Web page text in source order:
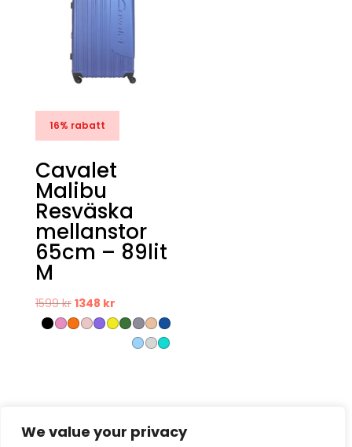
We value your privacy
16% rabatt
Cavalet
Malibu
Resväska
mellanstor
65cm – 89lit
M
1599kr Det
ursprungliga
1348 krDet
nuvarande
priset